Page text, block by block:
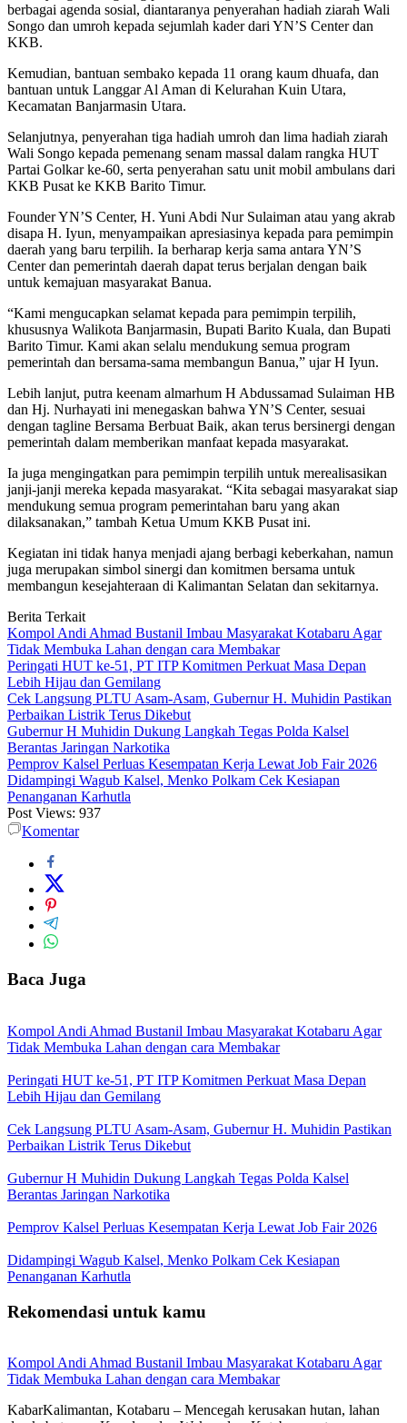
berbagai agenda sosial, diantaranya penyerahan hadiah ziarah Wali
Songo dan umroh kepada sejumlah kader dari YN’S Center dan
KKB.
Kemudian, bantuan sembako kepada 11 orang kaum dhuafa, dan
bantuan untuk Langgar Al Aman di Kelurahan Kuin Utara,
Kecamatan Banjarmasin Utara.
Selanjutnya, penyerahan tiga hadiah umroh dan lima hadiah ziarah
Wali Songo kepada pemenang senam massal dalam rangka HUT
Partai Golkar ke-60, serta penyerahan satu unit mobil ambulans dari
KKB Pusat ke KKB Barito Timur.
Founder YN’S Center, H. Yuni Abdi Nur Sulaiman atau yang akrab
disapa H. Iyun, menyampaikan apresiasinya kepada para pemimpin
daerah yang baru terpilih. Ia berharap kerja sama antara YN’S
Center dan pemerintah daerah dapat terus berjalan dengan baik
untuk kemajuan masyarakat Banua.
“Kami mengucapkan selamat kepada para pemimpin terpilih,
khususnya Walikota Banjarmasin, Bupati Barito Kuala, dan Bupati
Barito Timur. Kami akan selalu mendukung semua program
pemerintah dan bersama-sama membangun Banua,” ujar H Iyun.
Lebih lanjut, putra keenam almarhum H Abdussamad Sulaiman HB
dan Hj. Nurhayati ini menegaskan bahwa YN’S Center, sesuai
dengan tagline Bersama Berbuat Baik, akan terus bersinergi dengan
pemerintah dalam memberikan manfaat kepada masyarakat.
Ia juga mengingatkan para pemimpin terpilih untuk merealisasikan
janji-janji mereka kepada masyarakat. “Kita sebagai masyarakat siap
mendukung semua program pemerintahan baru yang akan
dilaksanakan,” tambah Ketua Umum KKB Pusat ini.
Kegiatan ini tidak hanya menjadi ajang berbagi keberkahan, namun
juga merupakan simbol sinergi dan komitmen bersama untuk
membangun kesejahteraan di Kalimantan Selatan dan sekitarnya.
Berita Terkait
Kompol Andi Ahmad Bustanil Imbau Masyarakat Kotabaru Agar
Tidak Membuka Lahan dengan cara Membakar
Peringati HUT ke-51, PT ITP Komitmen Perkuat Masa Depan
Lebih Hijau dan Gemilang
Cek Langsung PLTU Asam-Asam, Gubernur H. Muhidin Pastikan
Perbaikan Listrik Terus Dikebut
Gubernur H Muhidin Dukung Langkah Tegas Polda Kalsel
Berantas Jaringan Narkotika
Pemprov Kalsel Perluas Kesempatan Kerja Lewat Job Fair 2026
Didampingi Wagub Kalsel, Menko Polkam Cek Kesiapan
Penanganan Karhutla
Post Views: 937
Komentar
Baca Juga
Kompol Andi Ahmad Bustanil Imbau Masyarakat Kotabaru Agar
Tidak Membuka Lahan dengan cara Membakar
Peringati HUT ke-51, PT ITP Komitmen Perkuat Masa Depan
Lebih Hijau dan Gemilang
Cek Langsung PLTU Asam-Asam, Gubernur H. Muhidin Pastikan
Perbaikan Listrik Terus Dikebut
Gubernur H Muhidin Dukung Langkah Tegas Polda Kalsel
Berantas Jaringan Narkotika
Pemprov Kalsel Perluas Kesempatan Kerja Lewat Job Fair 2026
Didampingi Wagub Kalsel, Menko Polkam Cek Kesiapan
Penanganan Karhutla
Rekomendasi untuk kamu
Kompol Andi Ahmad Bustanil Imbau Masyarakat Kotabaru Agar
Tidak Membuka Lahan dengan cara Membakar
KabarKalimantan, Kotabaru – Mencegah kerusakan hutan, lahan